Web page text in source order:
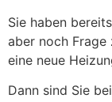
Sie haben
aber noch Frage
eine neue
Dann sind Sie